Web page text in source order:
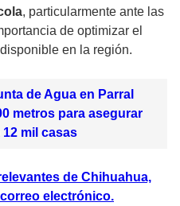
, particularmente ante las
de optimizar el
disponible en la región.
de Agua en Parral
metros para asegurar
mil casas
de Chihuahua,
electrónico.